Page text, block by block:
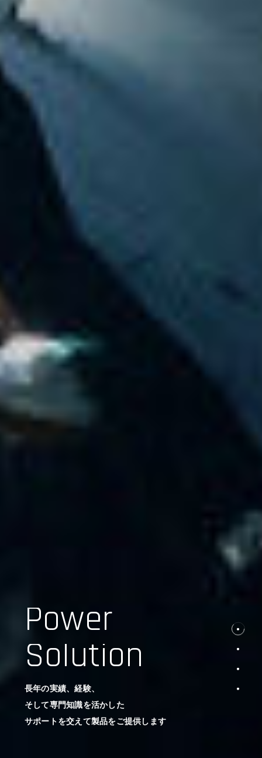
Power
Solution
長年の実績、経験、
そして専門知識を活かした
サポートを交えて製品をご提供します